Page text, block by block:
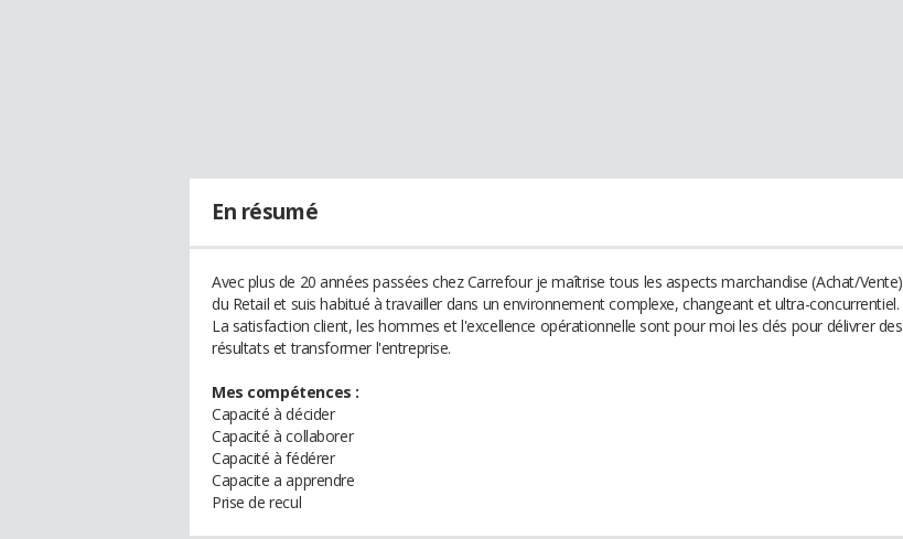
En résumé
Avec plus de 20 années passées chez Carrefour je maîtrise tous les aspects marchandise (Achat/Vente)
du Retail et suis habitué à travailler dans un environnement complexe, changeant et ultra-concurrentiel.
La satisfaction client, les hommes et l'excellence opérationnelle sont pour moi les clés pour délivrer des
résultats et transformer l'entreprise.
Mes compétences :
Capacité à décider
Capacité à collaborer
Capacité à fédérer
Capacite a apprendre
Prise de recul